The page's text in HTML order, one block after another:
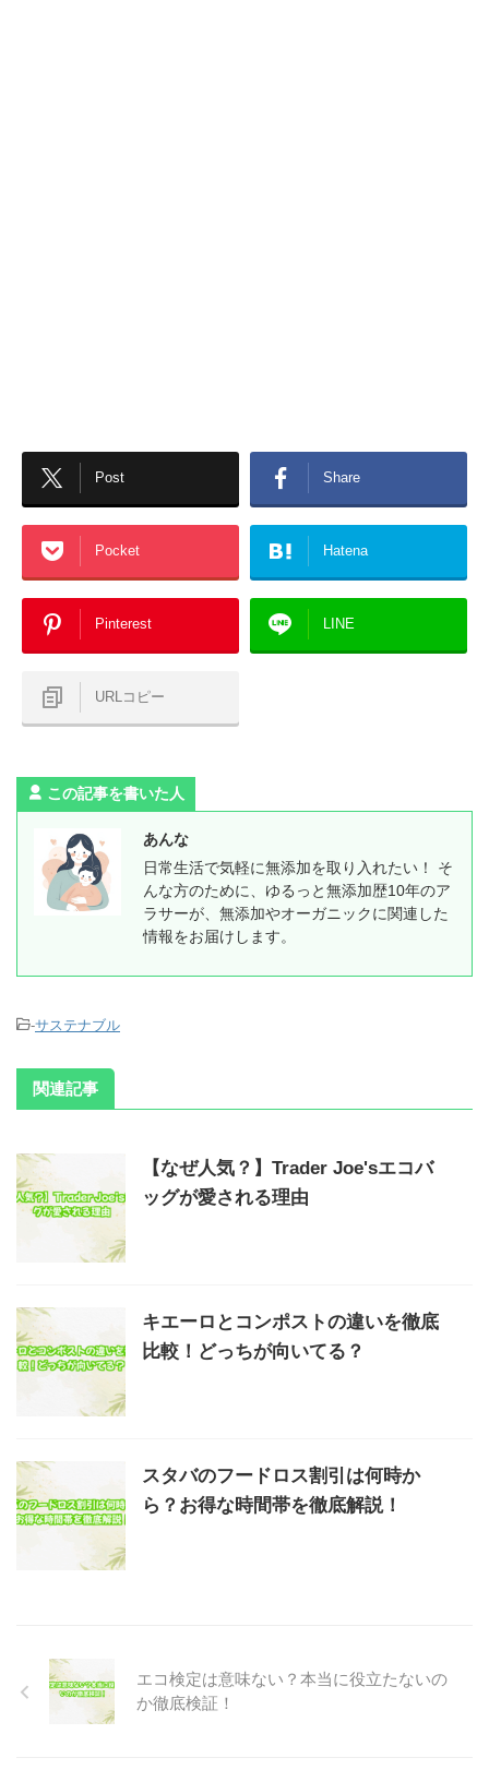
Post Share
Pocket Hatena
Pinterest LINE
URLコピー
この記事を書いた人
あんな
日常生活で気軽に無添加を取り入れたい！ そ
んな方のために、ゆるっと無添加歴10年のア
ラサーが、無添加やオーガニックに関連した
情報をお届けします。
-サステナブル
関連記事
【なぜ人気？】Trader Joe'sエコバ
ッグが愛される理由
キエーロとコンポストの違いを徹底
比較！どっちが向いてる？
スタバのフードロス割引は何時か
ら？お得な時間帯を徹底解説！
エコ検定は意味ない？本当に役立たないの
か徹底検証！